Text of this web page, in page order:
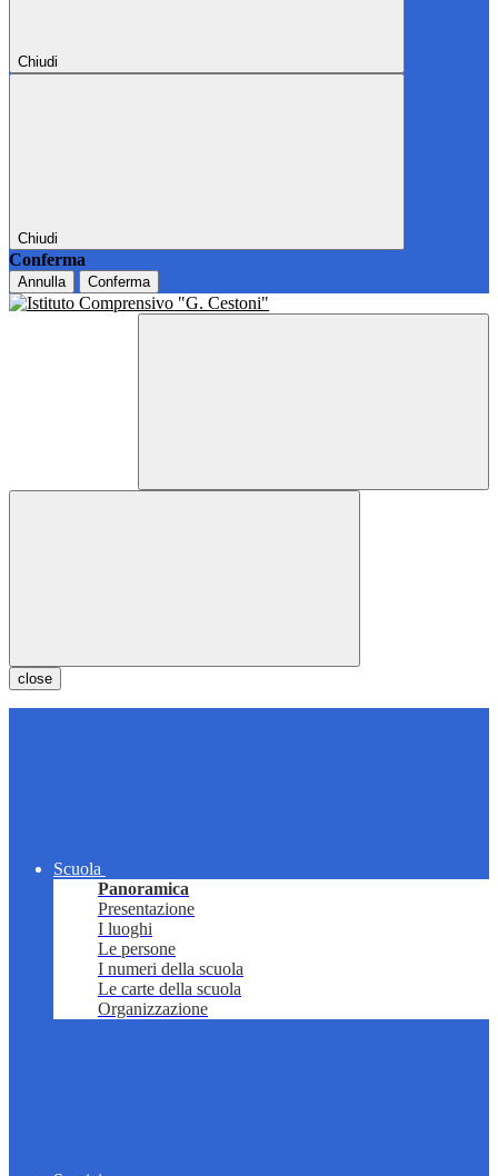
Chiudi
Chiudi
Conferma
Annulla Conferma
close
Scuola
Panoramica
Presentazione
I luoghi
Le persone
I numeri della scuola
Le carte della scuola
Organizzazione